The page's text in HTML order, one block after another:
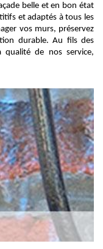
belle et en bon état
et adaptés à tous les
vos murs, préservez
durable. Au fils des
qualité de nos service,